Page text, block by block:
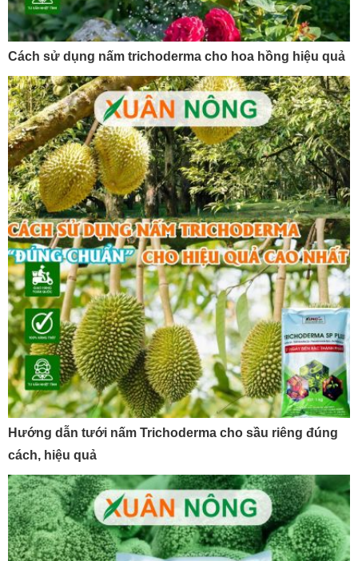
Cách sử dụng nấm trichoderma cho hoa hồng hiệu quả
Hướng dẫn tưới nấm Trichoderma cho sầu riêng đúng
cách, hiệu quả